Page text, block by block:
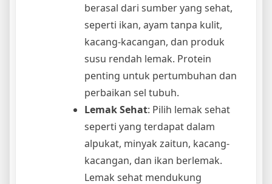
berasal dari sumber yang sehat,
seperti ikan, ayam tanpa kulit,
kacang-kacangan, dan produk
susu rendah lemak. Protein
penting untuk pertumbuhan dan
perbaikan sel tubuh.
Lemak Sehat: Pilih lemak sehat
seperti yang terdapat dalam
alpukat, minyak zaitun, kacang-
kacangan, dan ikan berlemak.
Lemak sehat mendukung